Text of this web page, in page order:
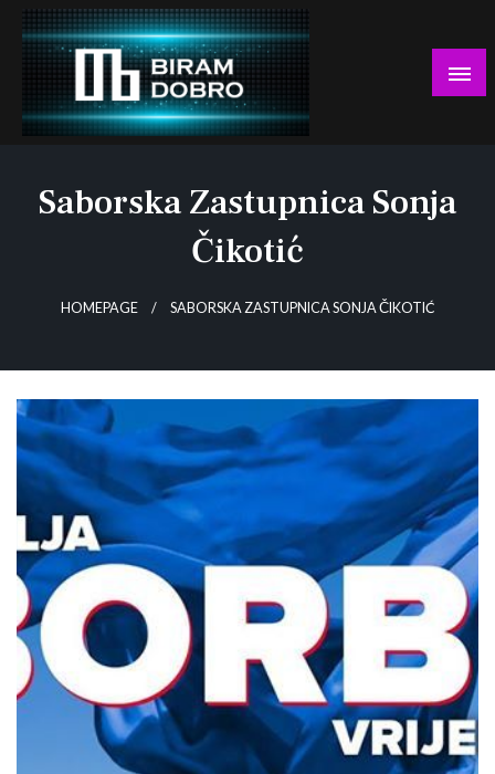
Skip
content
Saborska Zastupnica Sonja
Čikotić
HOMEPAGE SABORSKA ZASTUPNICA SONJA ČIKOTIĆ